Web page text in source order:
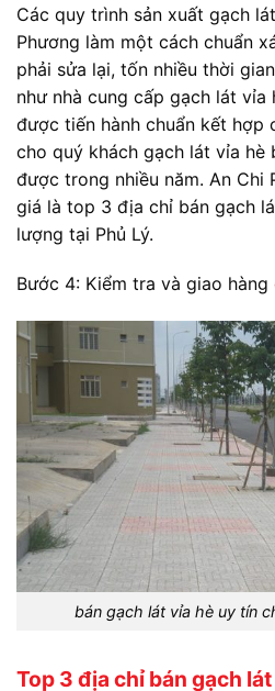
Các quy trình sản xuất gạch
Phương làm một cách chuẩn
phải sửa lại, tốn nhiều thời
như nhà cung cấp gạch lát vỉa
được tiến hành chuẩn kết hợp
cho quý khách gạch lát vỉa hè
được trong nhiều năm. An Chi
giá là top 3 địa chỉ bán gạch
lượng tại Phủ Lý.
Bước 4: Kiểm tra và giao
bán gạch lát vỉa hè uy tín
Top 3 địa chỉ bán gạch